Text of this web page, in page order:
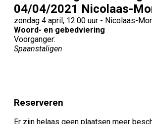
04/04/2021 Nicolaas-
zondag 4 april, 12:00 uur - Nicolaas-
Woord- en gebedviering
Voorganger:
Spaanstaligen
Reserveren
Er zijn helaas geen plaatsen meer